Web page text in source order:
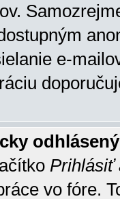
e-
Prihlásiť
vo fóre.